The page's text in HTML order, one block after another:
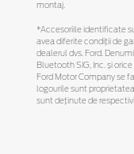
montaj.
*Accesoriile identificate
avea diferite condiții de
dealerul dvs. Ford.
Bluetooth SIG, Inc. și
Ford Motor Company se
logourile sunt
sunt deținute de